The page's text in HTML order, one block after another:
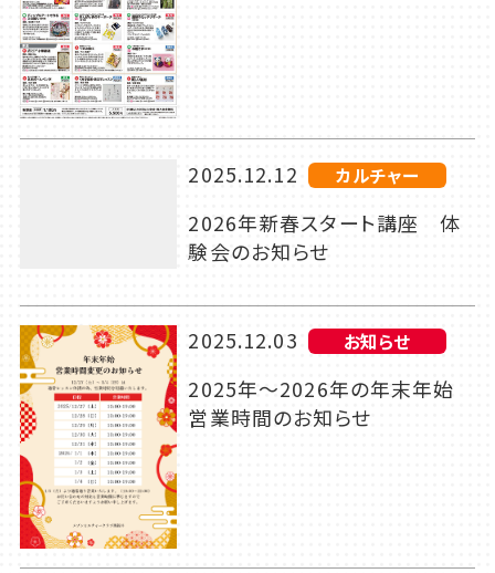
2025.12.12 カルチャー
2026年新春スタート講座 体
験会のお知らせ
2025.12.03 お知らせ
2025年～2026年の年末年始
営業時間のお知らせ